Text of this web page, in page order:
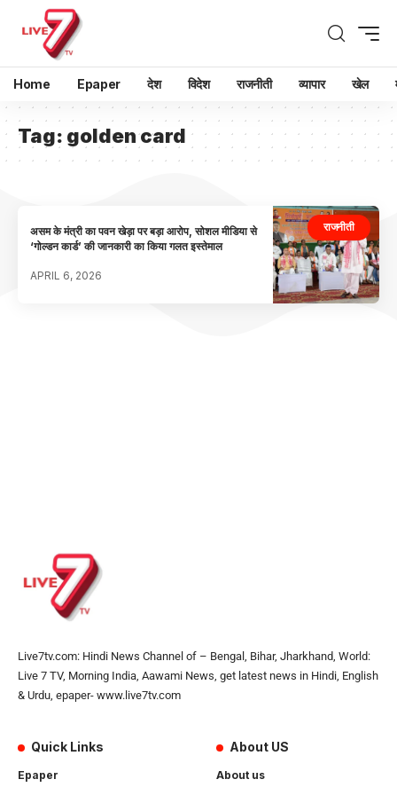
Home Epaper देश विदेश राजनीती व्यापार खेल
Tag: golden card
राजनीती
असम के मंत्री का पवन खेड़ा पर बड़ा आरोप, सोशल मीडिया से
‘गोल्डन कार्ड’ की जानकारी का किया गलत इस्तेमाल
APRIL 6, 2026
Live7tv.com: Hindi News Channel of – Bengal, Bihar, Jharkhand, World:
Live 7 TV, Morning India, Aawami News, get latest news in Hindi, English
& Urdu, epaper- www.live7tv.com
Quick Links
Epaper
About US
About us